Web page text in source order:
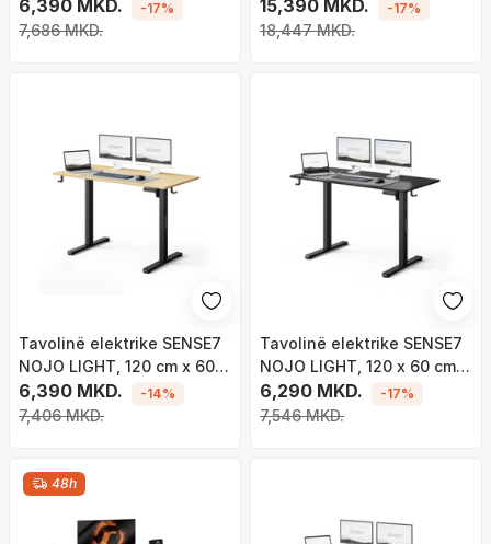
cm, e bardhë
6,390 MKD.
7,686 MKD.
-17% 15,390 MKD.
18,447 MKD.
-17%
Tavolinë elektrike SENSE7
NOJO LIGHT, 120 cm x 60
cm, kafe e hapur / zezë
6,390 MKD.
7,406 MKD.
-14%
Tavolinë elektrike SENSE7
NOJO LIGHT, 120 x 60 cm,
e zezë
6,290 MKD.
7,546 MKD.
-17%
48h